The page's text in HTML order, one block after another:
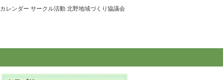
カレンダー サークル活動 北野地域づくり協議会